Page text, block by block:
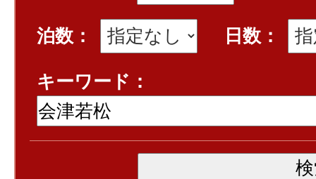
泊数：
日数：
キーワード：